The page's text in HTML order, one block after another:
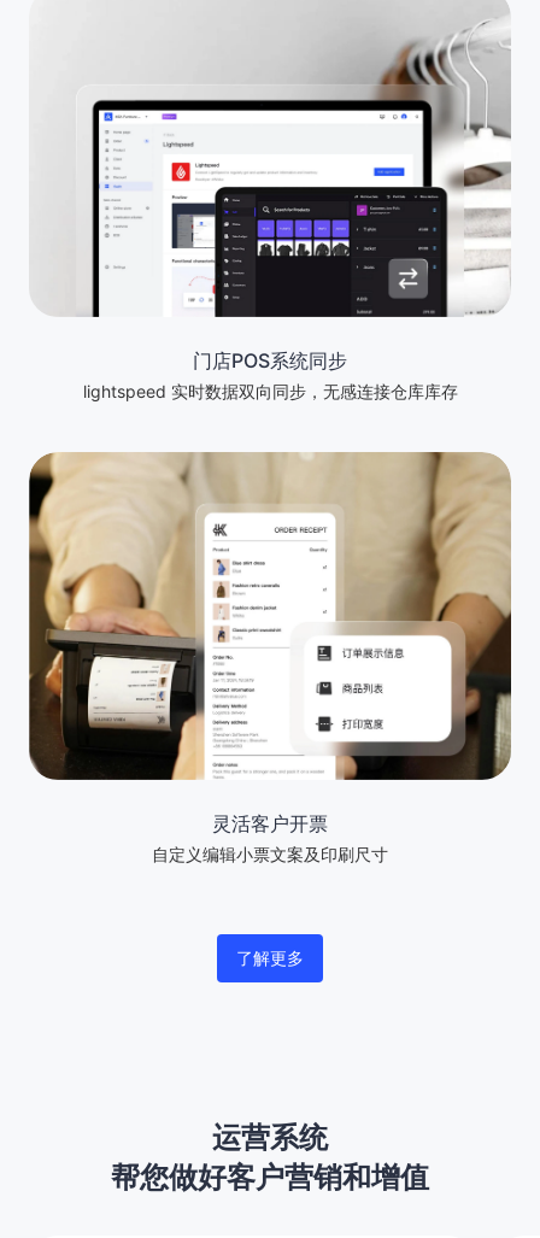
门店POS系统同步
lightspeed 实时数据双向同步，无感连接仓库库存
灵活客户开票
自定义编辑小票文案及印刷尺寸
了解更多
运营系统
帮您做好客户营销和增值